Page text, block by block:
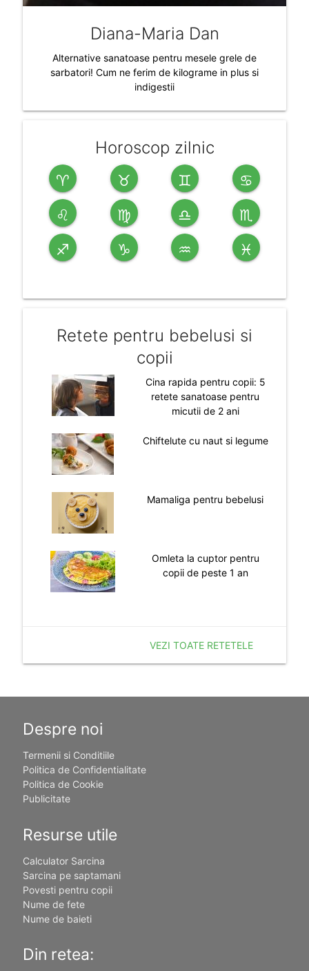
Diana-Maria Dan
Alternative sanatoase pentru mesele grele de
sarbatori! Cum ne ferim de kilograme in plus si
indigestii
Horoscop zilnic
♈ ♉ ♊ ♋
♌ ♍ ♎ ♏
♐ ♑ ♒ ♓
Retete pentru bebelusi si
copii
Cina rapida pentru copii: 5
retete sanatoase pentru
micutii de 2 ani
Chiftelute cu naut si legume
Mamaliga pentru bebelusi
Omleta la cuptor pentru
copii de peste 1 an
VEZI TOATE RETETELE
Despre noi
Termenii si Conditiile
Politica de Confidentialitate
Politica de Cookie
Publicitate
Resurse utile
Calculator Sarcina
Sarcina pe saptamani
Povesti pentru copii
Nume de fete
Nume de baieti
Din retea: